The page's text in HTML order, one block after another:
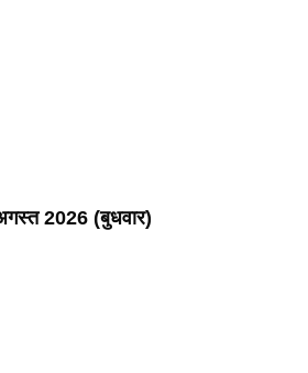
2026 (बुधवार)